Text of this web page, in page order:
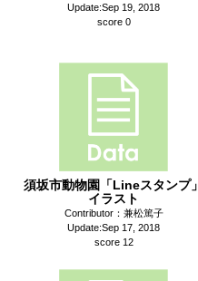
Update:Sep 19, 2018
score 0
須坂市動物園「Lineスタンプ」
イラスト
Contributor：兼松篤子
Update:Sep 17, 2018
score 12